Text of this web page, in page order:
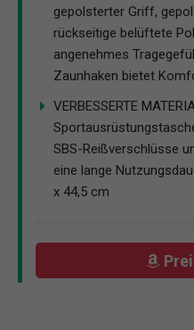
gepolsterter Griff,
rückseitige belüftete
angenehmes
Zaunhaken bietet
VERBESSERTE
SBS-Reißverschlüsse
eine lange
x 44,5 cm